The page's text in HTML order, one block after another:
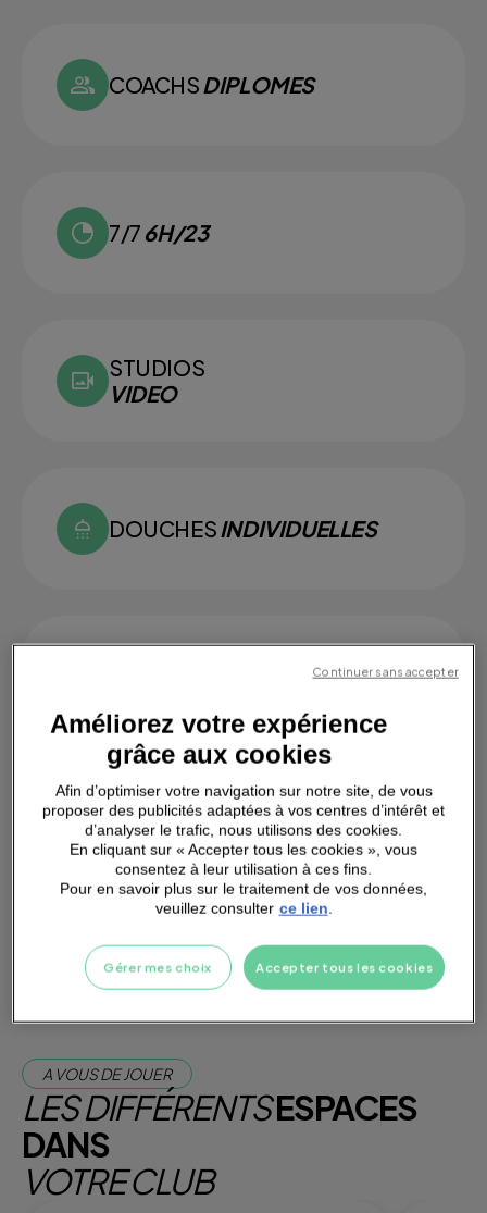
COACHSDIPLOMES
7/7 6H/23
STUDIOS
VIDEO
DOUCHESINDIVIDUELLES
PARKINGA PROXIMITÉ
Je m'abonne dès maintenant
Je teste la salle
A VOUS DE JOUER
LES DIFFÉRENTSESPACES
DANS
VOTRE CLUB
Améliorez votre expérience
grâce aux cookies
Afin d’optimiser votre navigation sur notre site, de vous
proposer des publicités adaptées à vos centres d’intérêt et
d’analyser le trafic, nous utilisons des cookies.
En cliquant sur « Accepter tous les cookies », vous
consentez à leur utilisation à ces fins.
Pour en savoir plus sur le traitement de vos données,
veuillez consulter ce lien.
Accepter tous les cookies
Gérer mes choix
Continuer sans accepter